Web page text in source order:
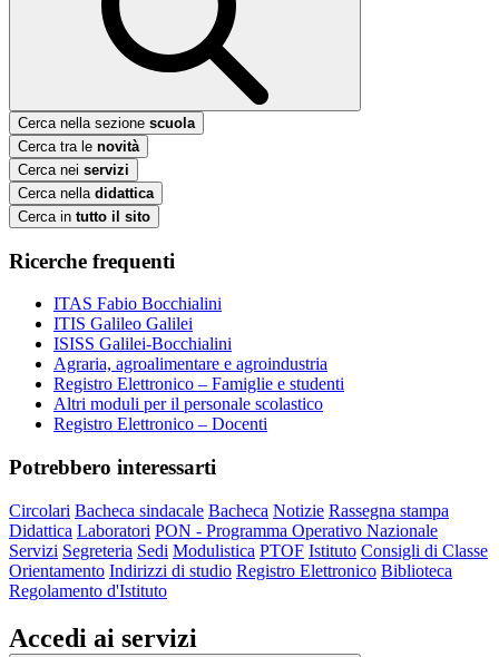
Cerca nella sezione scuola
Cerca tra le novità
Cerca nei servizi
Cerca nella didattica
Cerca in tutto il sito
Ricerche frequenti
ITAS Fabio Bocchialini
ITIS Galileo Galilei
ISISS Galilei-Bocchialini
Agraria, agroalimentare e agroindustria
Registro Elettronico – Famiglie e studenti
Altri moduli per il personale scolastico
Registro Elettronico – Docenti
Potrebbero interessarti
Circolari Bacheca sindacale Bacheca Notizie Rassegna stampa
Didattica Laboratori PON - Programma Operativo Nazionale
Servizi Segreteria Sedi Modulistica PTOF Istituto Consigli di Classe
Orientamento Indirizzi di studio Registro Elettronico Biblioteca
Regolamento d'Istituto
Accedi ai servizi